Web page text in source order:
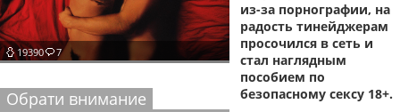
пїЅпїЅпїЅ
пїЅпїЅпїЅпїЅпїЅпїЅпїЅпїЅпїЅпїЅпїЅ
пїЅпїЅпїЅ
пїЅпїЅпїЅпїЅпїЅпїЅпїЅпїЅпїЅпїЅ
19390 7
Обрати внимание
из-за порнографии, на
радость тинейджерам
просочился в сеть и
стал наглядным
пособием по
безопасному сексу 18+.